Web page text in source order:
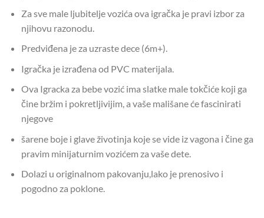
Za sve male ljubitelje vozića ova igračka je pravi izbor za
njihovu razonodu.
Predviđena je za uzraste dece (6m+).
Igračka je izrađena od PVC materijala.
Ova Igracka za bebe vozić ima slatke male tokčiće koji ga
čine bržim i pokretljivijim, a vaše mališane će fascinirati
njegove
šarene boje i glave životinja koje se vide iz vagona i čine ga
pravim minijaturnim vozićem za vaše dete.
Dolazi u originalnom pakovanju,lako je prenosivo i
pogodno za poklone.